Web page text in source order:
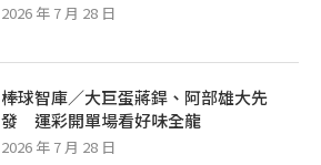
2026 年 7 月 28 日
棒球智庫／大巨蛋蔣銲、阿部雄大先
發 運彩開單場看好味全龍
2026 年 7 月 28 日